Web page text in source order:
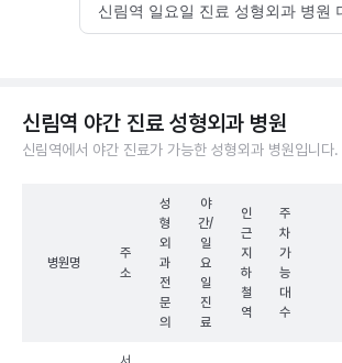
신림역 일요일 진료 성형외과 병원
신림역 야간 진료 성형외과 병원
신림역에서 야간 진료가 가능한 성형외과 병원입니다.
병원명
주
소
성
형
외
과
전
문
의
야
간/
일
요
일
진
료
인
근
지
하
철
역
주
차
가
능
대
수